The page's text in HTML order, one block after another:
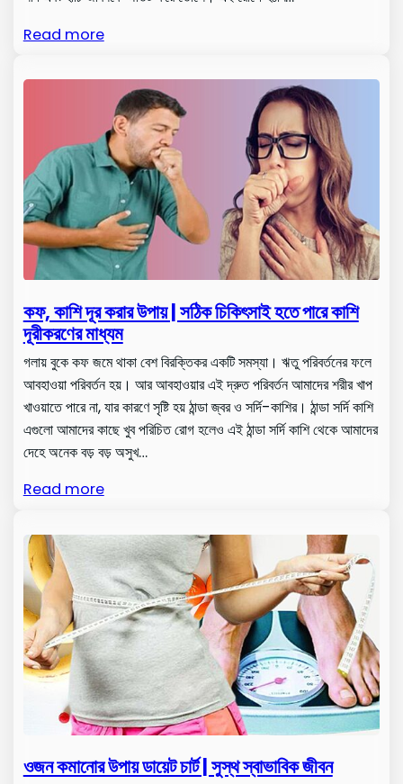
Read more
কফ, কাশি দূর করার উপায় | সঠিক চিকিৎসাই হতে পারে কাশি
দূরীকরণের মাধ্যম
গলায় বুকে কফ জমে থাকা বেশ বিরক্তিকর একটি সমস্যা। ঋতু পরিবর্তনের ফলে
আবহাওয়া পরিবর্তন হয়। আর আবহাওয়ার এই দ্রুত পরিবর্তন আমাদের শরীর খাপ
খাওয়াতে পারে না, যার কারণে সৃষ্টি হয় ঠান্ডা জ্বর ও সর্দি-কাশির। ঠান্ডা সর্দি কাশি
এগুলো আমাদের কাছে খুব পরিচিত রোগ হলেও এই ঠান্ডা সর্দি কাশি থেকে আমাদের
দেহে অনেক বড় বড় অসুখ…
Read more
ওজন কমানোর উপায় ডায়েট চার্ট | সুস্থ স্বাভাবিক জীবন